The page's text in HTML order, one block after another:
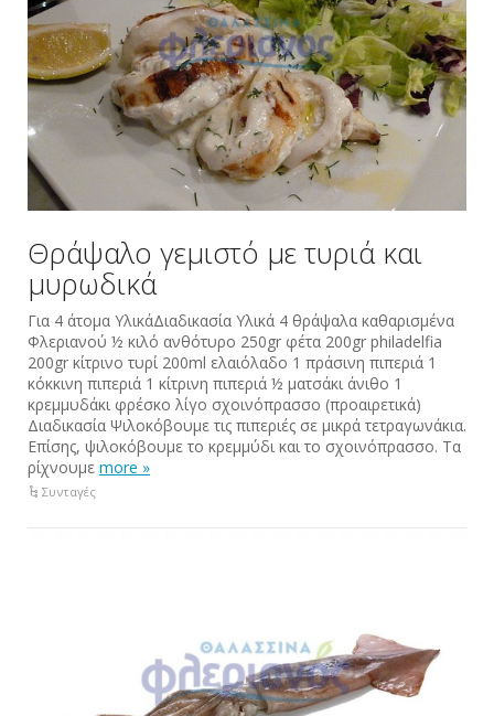
Θράψαλο γεμιστό με τυριά και
μυρωδικά
Για 4 άτομα ΥλικάΔιαδικασία Υλικά 4 θράψαλα καθαρισμένα
Φλεριανού ½ κιλό ανθότυρο 250gr φέτα 200gr philadelfia
200gr κίτρινο τυρί 200ml ελαιόλαδο 1 πράσινη πιπεριά 1
κόκκινη πιπεριά 1 κίτρινη πιπεριά ½ ματσάκι άνιθο 1
κρεμμυδάκι φρέσκο λίγο σχοινόπρασσο (προαιρετικά)
Διαδικασία Ψιλοκόβουμε τις πιπεριές σε μικρά τετραγωνάκια.
Επίσης, ψιλοκόβουμε το κρεμμύδι και το σχοινόπρασσο. Τα
ρίχνουμε more »
Συνταγές